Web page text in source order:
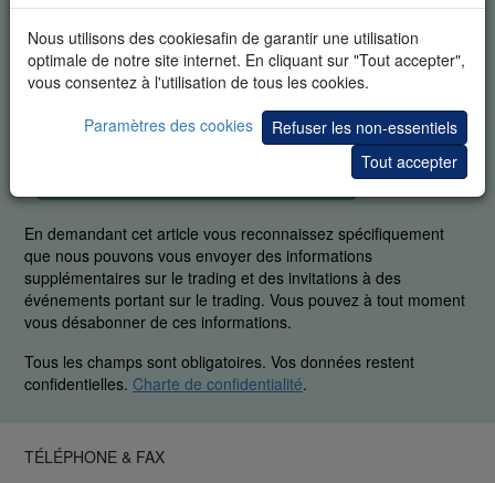
Nous utilisons des cookiesafin de garantir une utilisation
optimale de notre site internet. En cliquant sur "Tout accepter",
vous consentez à l'utilisation de tous les cookies.
Paramètres des cookies
Refuser les non-essentiels
Tout accepter
En demandant cet article vous reconnaissez spécifiquement
que nous pouvons vous envoyer des informations
supplémentaires sur le trading et des invitations à des
événements portant sur le trading. Vous pouvez à tout moment
vous désabonner de ces informations.
Tous les champs sont obligatoires. Vos données restent
confidentielles. Charte de confidentialité.
TÉLÉPHONE & FAX